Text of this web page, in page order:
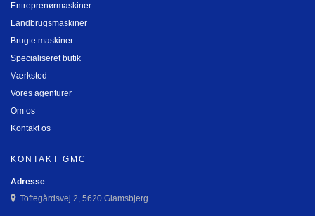
Entreprenørmaskiner
Landbrugsmaskiner
Brugte maskiner
Specialiseret butik
Værksted
Vores agenturer
Om os
Kontakt os
KONTAKT GMC
Adresse
Toftegårdsvej 2, 5620 Glamsbjerg